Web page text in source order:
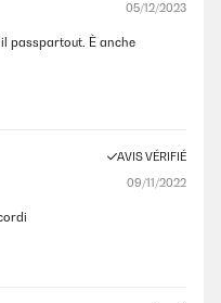
05/12/2023
passpartout. È anche
AVIS VÉRIFIÉ
09/11/2022